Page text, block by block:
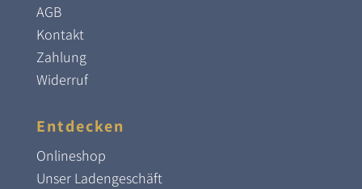
AGB
Kontakt
Zahlung
Widerruf
Entdecken
Onlineshop
Unser Ladengeschäft